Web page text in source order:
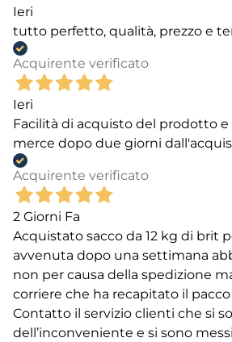
Ieri
tutto perfetto, qualità, prezzo e
Acquirente verificato
Ieri
Facilità di acquisto del prodotto
merce dopo due giorni
Acquirente verificato
2 Giorni Fa
Acquistato sacco da 12 kg di brit
avvenuta dopo una settimana
non per causa della spedizione
corriere che ha recapitato il
Contatto il servizio clienti che si
dell’inconveniente e si sono